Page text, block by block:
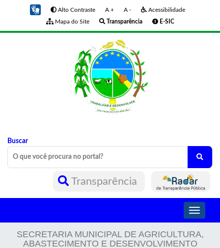
Alto Contraste A + A -
Acessibilidade
Mapa do Site
Transparência E-SIC
Buscar
Transparência
Toggle
SECRETARIA MUNICIPAL DE AGRICULTURA,
ABASTECIMENTO E DESENVOLVIMENTO